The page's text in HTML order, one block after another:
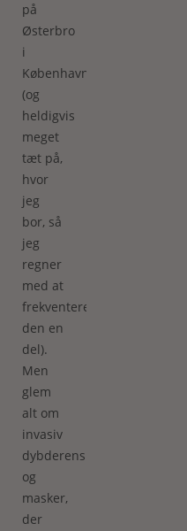
på
Østerbro
i
København
(og
heldigvis
meget
tæt på,
hvor
jeg
bor, så
jeg
regner
med at
frekventere
den en
del).
Men
glem
alt om
invasiv
dybderens
og
masker,
der